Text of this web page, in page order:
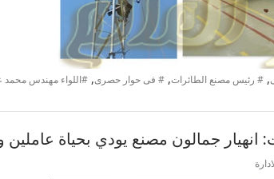
, # رئيس مصنع الطائرات, # فى حوار حصرى, #اللواء مهندس
انهيار جمالون مصنع يودي بحياة